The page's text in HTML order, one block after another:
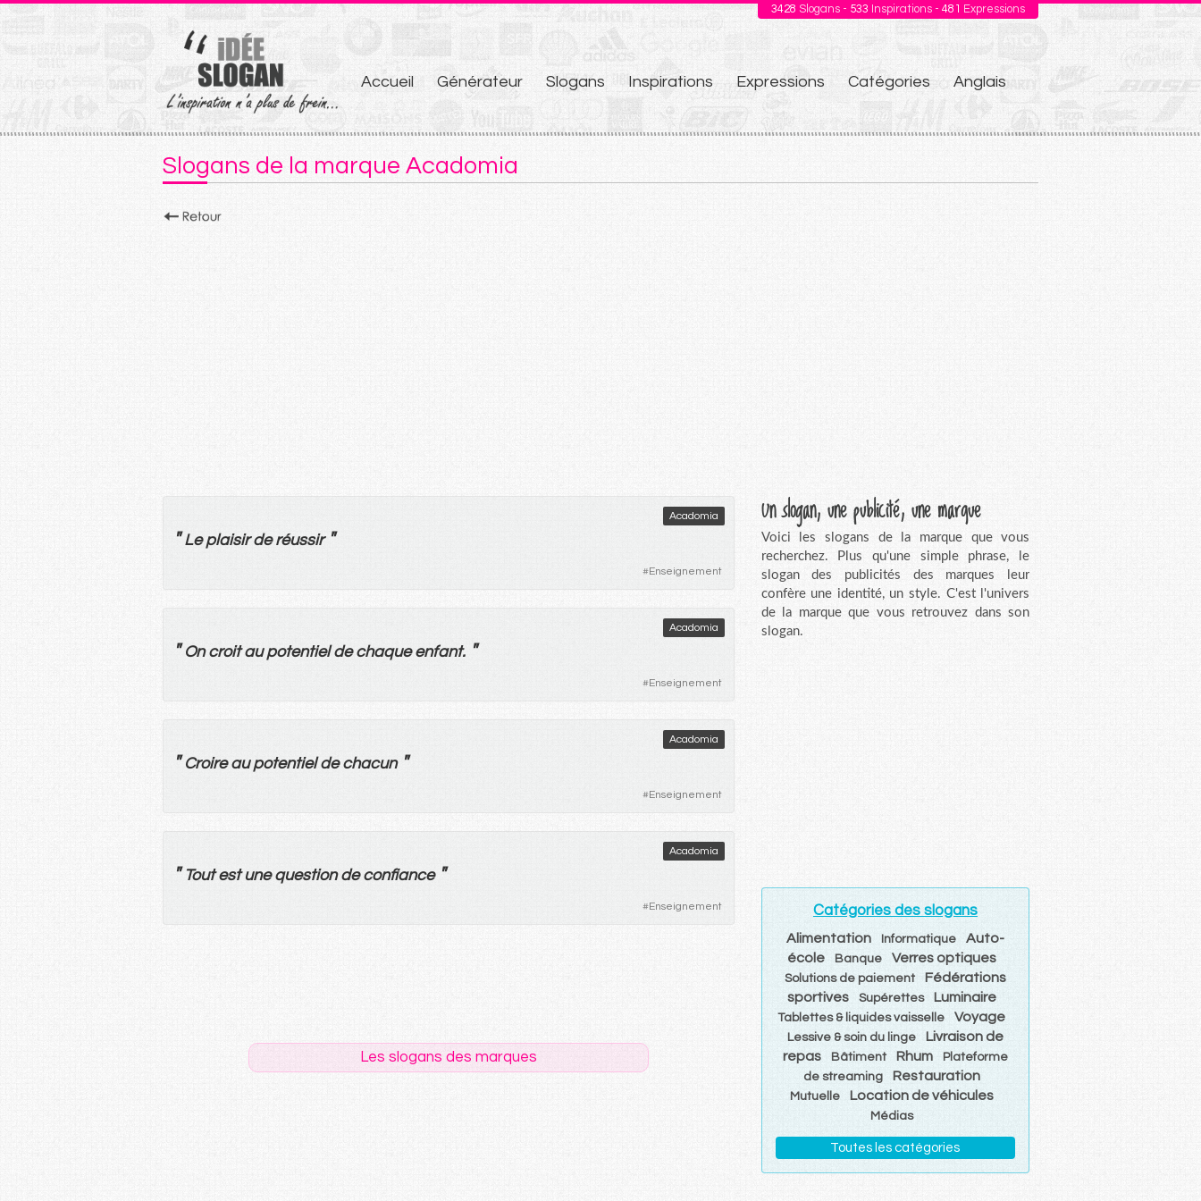
3428 Slogans - 533 Inspirations - 481 Expressions
Aller
au
contenu
Accueil Générateur Slogans Inspirations Expressions Catégories Anglais
Slogans de la marque Acadomia
Acadomia
" Le plaisir de réussir "
#Enseignement
Acadomia
" Oncroitau potentiel de chaque enfant. "
#Enseignement
Acadomia
" Croire au potentiel de chacun "
#Enseignement
Acadomia
" Tout est une question de confiance "
#Enseignement
Les slogans des marques
Un slogan, une publicité, une marque
Voici les slogans de la marque que vous
recherchez. Plus qu'une simple phrase, le
slogan des publicités des marques leur
confère une identité, un style. C'est l'univers
de la marque que vous retrouvez dans son
slogan.
Catégories des slogans
Alimentation Informatique
Auto-
école
Banque Verres optiques
Solutions de paiement
Fédérations
sportives
Supérettes Luminaire
Tablettes & liquides vaisselle Voyage
Lessive & soin du linge
Livraison de
repas
Bâtiment Rhum
Plateforme
de streaming
Restauration
Mutuelle Location de véhicules
Médias
Toutes les catégories